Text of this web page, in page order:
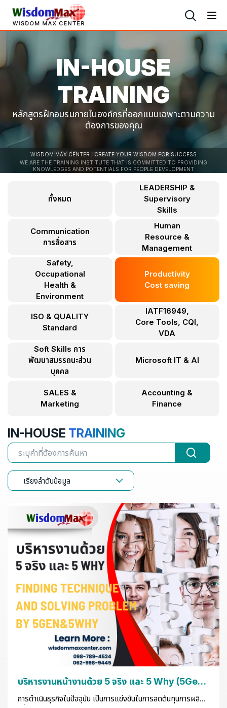
IN-HOUSE
TRAINING
หลักสูตรฝึกอบรมภายในองค์กรที่ออกแบบเฉพาะตามความ
ต้องการของคุณ
HOME IN-HOUSE TRAINING
WISDOM MAX CENTER | CREATE YOUR WISDOM FOR SUCCESS
WE ARE THE TRAINING INSTITUTE THAT IS COMMITTED TO PROVIDING
KNOWLEDGES AND POTENTIALS FOR PEOPLE DEVELOPMENT
ทั้งหมด
LEADERSHIP &
Supervisory
Skills
Communication
การสื่อสาร
Human
Resource &
Management
Safety,
Occupational
Health &
Environment
Productivity
Cost saving
ISO & QUALITY
Standard
IATF16949,
Core Tools, CQI,
VDA
Soft Skills การ
พัฒนาสมรรถนะส่วน
บุคคล
Microsoft IT & AI
SALES &
Marketing
Accounting &
Finance
IN-HOUSE TRAINING
เรียงลำดับข้อมูล
บริหารงานหน้างานด้วย 5 จริง และ 5 Why (5Gen
5Why)
การดำเนินธุรกิจในปัจจุบัน เป็นการแข่งขันในการลดต้นทุนการผลิต